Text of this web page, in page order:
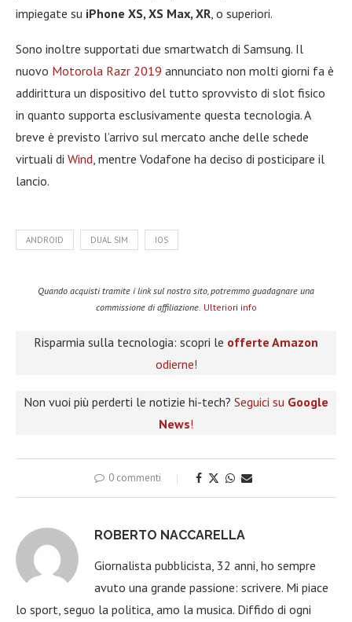
impiegate su iPhone XS, XS Max, XR , o superiori.
Sono inoltre supportati due smartwatch di Samsung. Il
nuovo Motorola Razr 2019 annunciato non molti giorni fa è
addirittura un dispositivo del tutto sprovvisto di slot fisico
in quanto supporta esclusivamente questa tecnologia. A
breve è previsto l’arrivo sul mercato anche delle schede
virtuali di Wind , mentre Vodafone ha deciso di posticipare il
lancio.
ANDROID DUAL SIM IOS
Quando acquisti tramite i link sul nostro sito, potremmo guadagnare una
commissione di affiliazione. Ulteriori info
Risparmia sulla tecnologia: scopri le offerte Amazon
odierne!
Non vuoi più perderti le notizie hi-tech? Seguici su Google
News!
0 commenti
ROBERTO NACCARELLA
Giornalista pubblicista, 32 anni, ho sempre
avuto una grande passione: scrivere. Mi piace
lo sport, seguo la politica, amo la musica. Diffido di ogni